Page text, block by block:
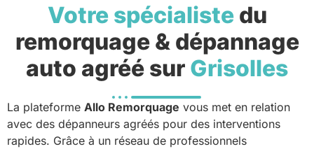
Votre spécialistedu
remorquage & dépannage
auto agréé sur Grisolles
La plateforme Allo Remorquage vous met en relation
avec des dépanneurs agréés pour des interventions
rapides. Grâce à un réseau de professionnels